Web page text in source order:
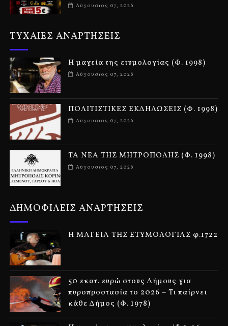
Αύγουστος 07, 2026
ΤΥΧΑΙΕΣ ΑΝΑΡΤΗΣΕΙΣ
Η μαγεία της ετυμολογίας (Φ. 1998)
Αύγουστος 07, 2026
ΠΟΛΙΤΙΣΤΙΚΕΣ ΕΚΔΗΛΩΣΕΙΣ (Φ. 1998)
Αύγουστος 07, 2026
ΤΑ ΝΕΑ ΤΗΣ ΜΗΤΡΟΠΟΛΗΣ (Φ. 1998)
Αύγουστος 07, 2026
ΔΗΜΟΦΙΛΕΙΣ ΑΝΑΡΤΗΣΕΙΣ
Η ΜΑΓΕΙΑ ΤΗΣ ΕΤΥΜΟΛΟΓΙΑΣ φ.1722
50 εκατ. ευρώ στους Δήμους για
πυροπροστασία το 2026 – Τι παίρνει
κάθε Δήμος (Φ. 1978)